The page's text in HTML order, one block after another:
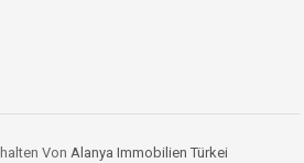
Von Alanya Immobilien Türkei